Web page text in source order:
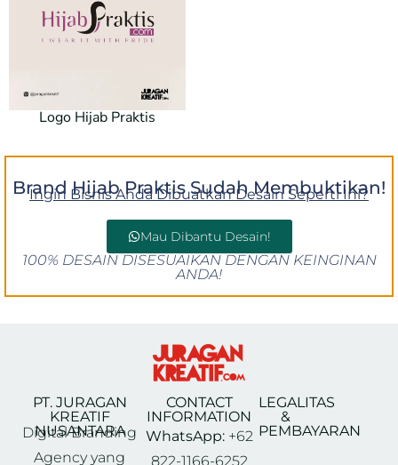
Logo Hijab Praktis
Brand Hijab Praktis Sudah Membuktikan!
Ingin Bisnis Anda Dibuatkan Desain Seperti Ini?
Mau Dibantu Desain!
100% DESAIN DISESUAIKAN DENGAN KEINGINAN
ANDA!
PT. JURAGAN
KREATIF
NUSANTARA
Digital Branding
Agency yang
CONTACT
INFORMATION
WhatsApp:+62
822-1166-6252
LEGALITAS
&
PEMBAYARAN